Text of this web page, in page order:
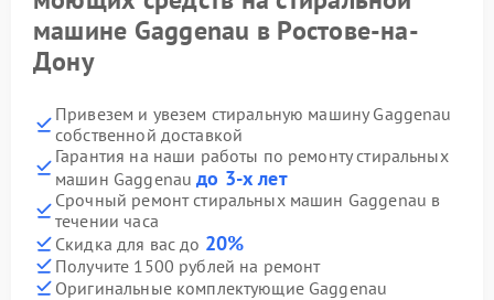
машине Gaggenau в Ростове-на-
Дону
Привезем и увезем стиральную машину Gaggenau
собственной доставкой
Гарантия на наши работы по ремонту стиральных
машин Gaggenauдо 3-х лет
Срочный ремонт стиральных машин Gaggenau в
течении часа
Скидка для вас до 20%
Получите 1500 рублей на ремонт
Оригинальные комплектующие Gaggenau